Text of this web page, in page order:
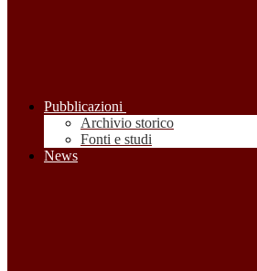
Pubblicazioni
Archivio storico
Fonti e studi
News